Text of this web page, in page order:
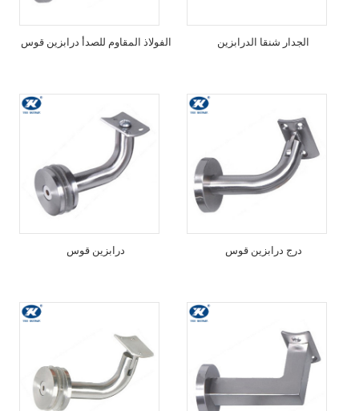
الفولاذ المقاوم للصدأ درابزين قوس الجدار شنقا الدرابزين
درابزين قوس درج درابزين قوس